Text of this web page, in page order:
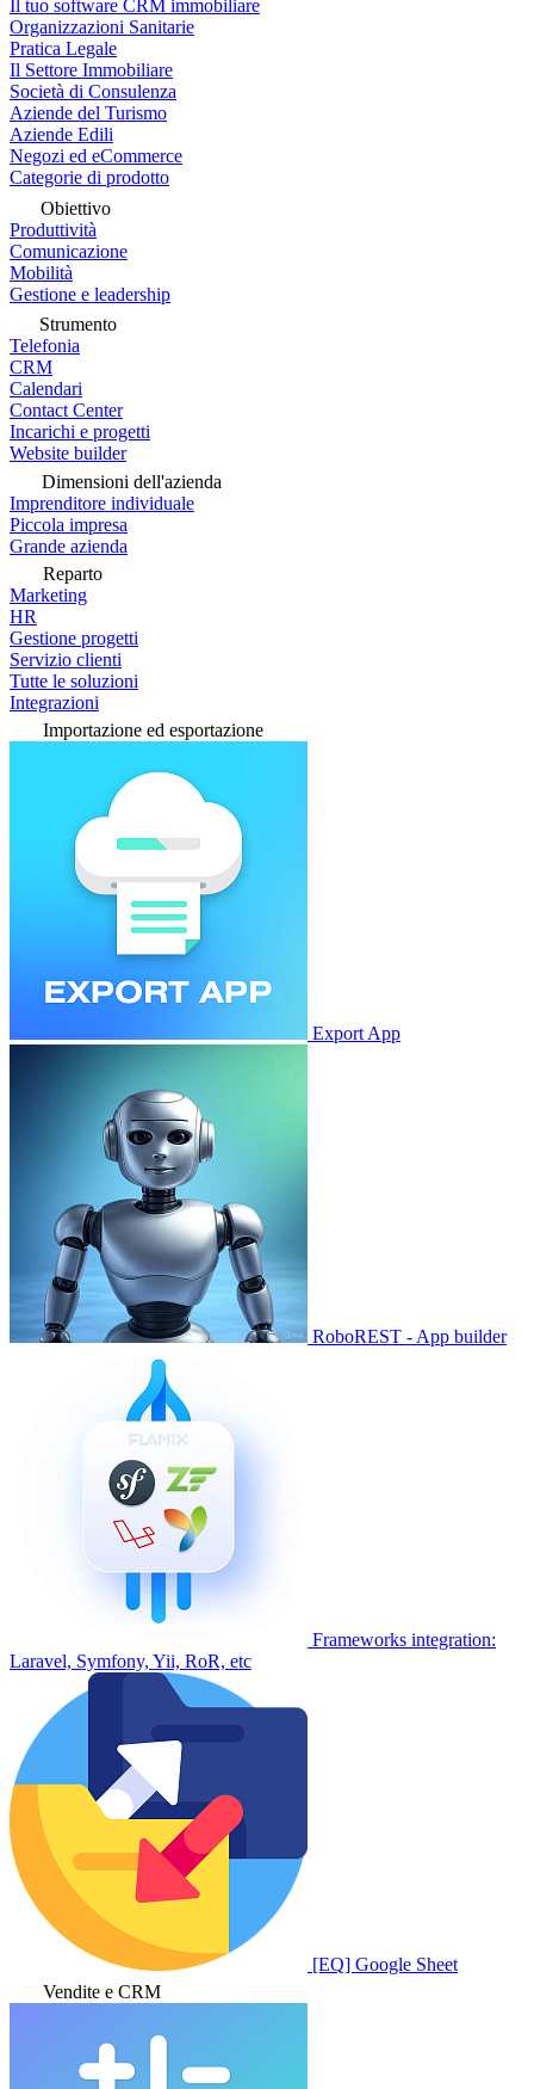
Il tuo software CRM immobiliare
Organizzazioni Sanitarie
Pratica Legale
Il Settore Immobiliare
Società di Consulenza
Aziende del Turismo
Aziende Edili
Negozi ed eCommerce
Categorie di prodotto
Obiettivo
Produttività
Comunicazione
Mobilità
Gestione e leadership
Strumento
Telefonia
CRM
Calendari
Contact Center
Incarichi e progetti
Website builder
Dimensioni dell'azienda
Imprenditore individuale
Piccola impresa
Grande azienda
Reparto
Marketing
HR
Gestione progetti
Servizio clienti
Tutte le soluzioni
Integrazioni
Importazione ed esportazione
Export App
RoboREST - App builder
Frameworks integration:
Laravel, Symfony, Yii, RoR, etc
[EQ] Google Sheet
Vendite e CRM